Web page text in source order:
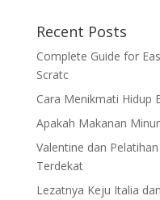
Recent Posts
Complete Guide for
Scratc
Cara Menikmati Hidup
Apakah Makanan
Valentine dan
Terdekat
Lezatnya Keju Italia